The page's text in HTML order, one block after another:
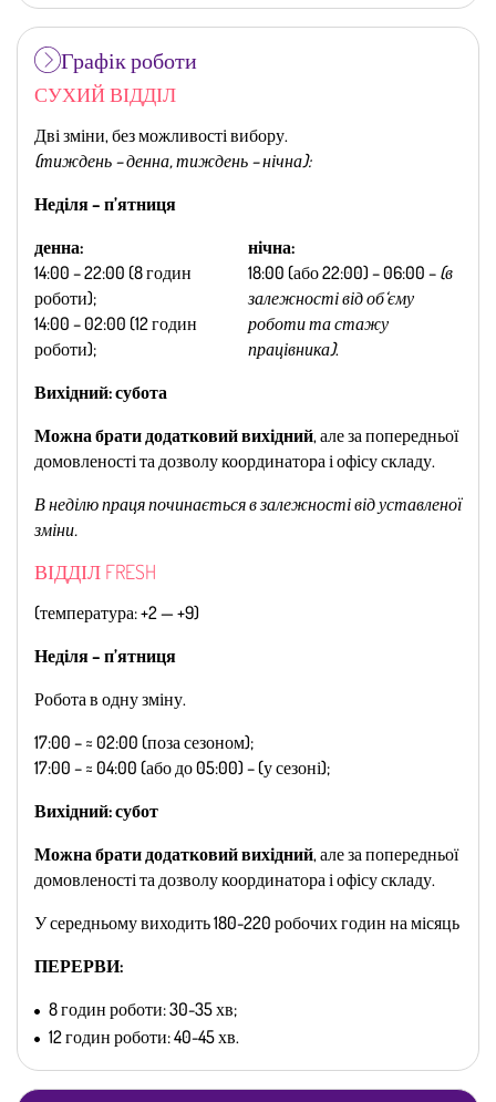
Графік роботи
СУХИЙ ВІДДІЛ
Дві зміни, без можливості вибору.
(тиждень – денна, тиждень – нічна):
Неділя – п’ятниця
денна:
14:00 – 22:00 (8 годин
роботи);
14:00 – 02:00 (12 годин
роботи);
нічна:
18:00 (або 22:00) – 06:00 – (в
залежності від об‘єму
роботи та стажу
працівника).
Вихідний: субота
Можна брати додатковий вихідний, але за попередньої
домовленості та дозволу координатора і офісу складу.
В неділю праця починається в залежності від уставленої
зміни.
ВІДДІЛ FRESH
(температура: +2 — +9)
Неділя – п’ятниця
Робота в одну зміну.
17:00 – ≈ 02:00 (поза сезоном);
17:00 – ≈ 04:00 (або до 05:00) – (у сезоні);
Вихідний: субот
Можна брати додатковий вихідний, але за попередньої
домовленості та дозволу координатора і офісу складу.
У середньому виходить 180-220 робочих годин на місяць
ПЕРЕРВИ:
8 годин роботи: 30-35 хв;
12 годин роботи: 40-45 хв.